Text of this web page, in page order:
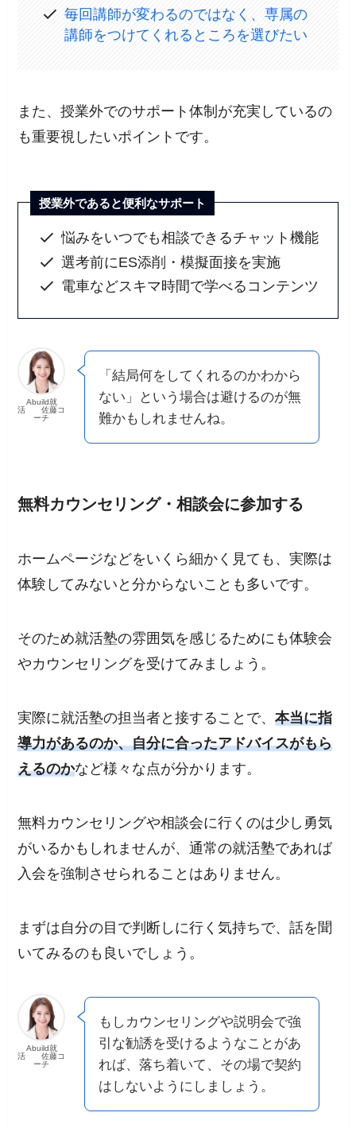
毎回講師が変わるのではなく、専属の
講師をつけてくれるところを選びたい
また、授業外でのサポート体制が充実しているの
も重要視したいポイントです。
授業外であると便利なサポート
悩みをいつでも相談できるチャット機能
選考前にES添削・模擬面接を実施
電車などスキマ時間で学べるコンテンツ
Abuild就
活 佐藤コ
ーチ
「結局何をしてくれるのかわから
ない」という場合は避けるのが無
難かもしれませんね。
無料カウンセリング・相談会に参加する
ホームページなどをいくら細かく見ても、実際は
体験してみないと分からないことも多いです。
そのため就活塾の雰囲気を感じるためにも体験会
やカウンセリングを受けてみましょう。
実際に就活塾の担当者と接することで、本当に指
導力があるのか、自分に合ったアドバイスがもら
えるのかなど様々な点が分かります。
無料カウンセリングや相談会に行くのは少し勇気
がいるかもしれませんが、通常の就活塾であれば
入会を強制させられることはありません。
まずは自分の目で判断しに行く気持ちで、話を聞
いてみるのも良いでしょう。
Abuild就
活 佐藤コ
ーチ
もしカウンセリングや説明会で強
引な勧誘を受けるようなことがあ
れば、落ち着いて、その場で契約
はしないようにしましょう。